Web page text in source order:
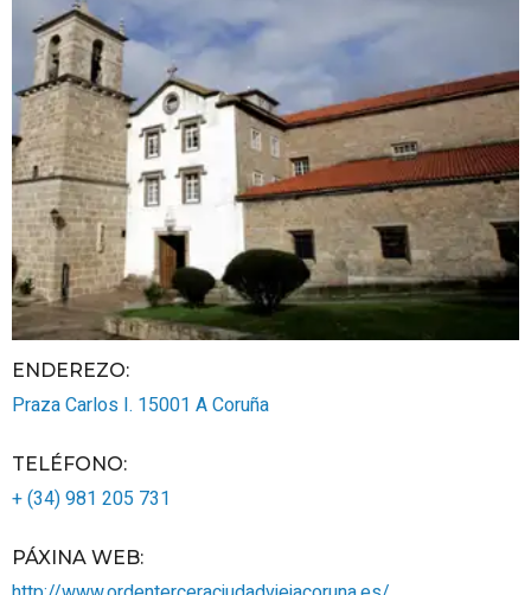
ENDEREZO:
Praza Carlos I. 15001 A Coruña
TELÉFONO:
+ (34) 981 205 731
PÁXINA WEB: